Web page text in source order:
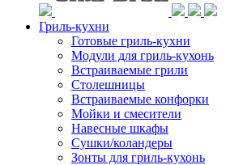
Гриль-кухни
Готовые гриль-кухни
Модули для гриль-кухонь
Встраиваемые грили
Столешницы
Встраиваемые конфорки
Мойки и смесители
Навесные шкафы
Сушки/коландеры
Зонты для гриль-кухонь